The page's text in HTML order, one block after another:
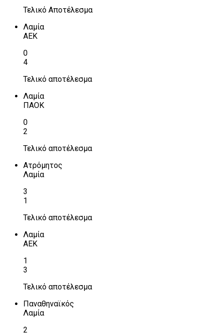
Τελικό Αποτέλεσμα
Λαμία
ΑΕΚ
0
4
Τελικό αποτέλεσμα
Λαμία
ΠΑΟΚ
0
2
Τελικό αποτέλεσμα
Ατρόμητος
Λαμία
3
1
Τελικό αποτέλεσμα
Λαμία
ΑΕΚ
1
3
Τελικό αποτέλεσμα
Παναθηναϊκός
Λαμία
2